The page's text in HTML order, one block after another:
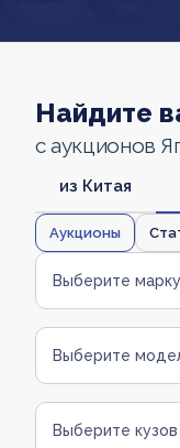
Найдите
с аукционов
из Китая
Аукционы
Выберите марку
Выберите
Выберите кузов